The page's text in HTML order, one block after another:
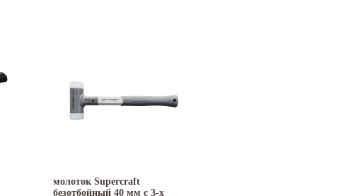
молоток Supercraft
безотбойный 40 мм с 3-х